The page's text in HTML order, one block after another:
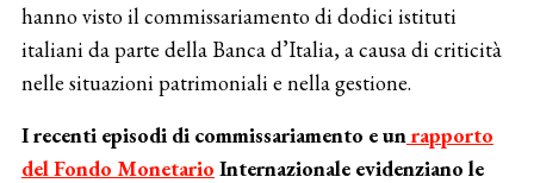
hanno visto il commissariamento di dodici istituti
italiani da parte della Banca d’Italia, a causa di criticità
nelle situazioni patrimoniali e nella gestione.
I recenti episodi di commissariamento e unrapporto
del Fondo Monetario Internazionale evidenziano le